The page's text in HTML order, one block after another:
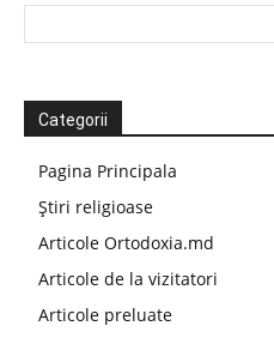
Categorii
Pagina Principala
Știri religioase
Articole Ortodoxia.md
Articole de la vizitatori
Articole preluate